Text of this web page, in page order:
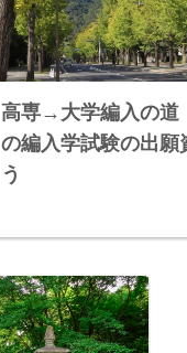
高専→大学編入の
の編入学試験の出願
う